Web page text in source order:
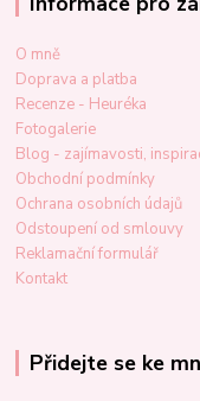
O mně
Doprava a platba
Recenze - Heuréka
Fotogalerie
Blog - zajímavosti,
Obchodní podmínky
Ochrana osobních údajů
Odstoupení od smlouvy
Reklamační formulář
Kontakt
Přidejte se ke